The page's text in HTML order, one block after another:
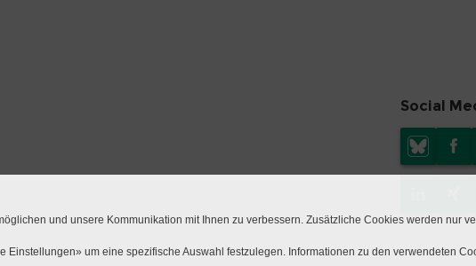
Social
und unsere Kommunikation mit Ihnen zu verbessern. Zusätzliche Cookies werden nur
um eine spezifische Auswahl festzulegen. Informationen zu den verwendeten